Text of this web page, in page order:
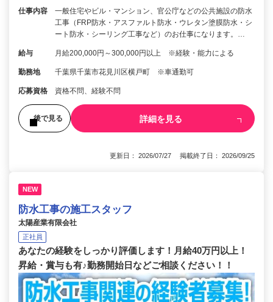
仕事内容
一般住宅やビル・マンション、官公庁などの公共施設の防水
工事（FRP防水・アスファルト防水・ウレタン塗膜防水・シ
ート防水・シーリング工事など）のお仕事になります。…
給与 月給200,000円～300,000円以上 ※経験・能力による
勤務地 千葉県千葉市花見川区横戸町 ※車通勤可
応募資格 資格不問、経験不問
後で見る 詳細を見る
更新日： 2026/07/27 掲載終了日： 2026/09/25
NEW
防水工事の施工スタッフ
太陽産業有限会社
正社員
あなたの経験をしっかり評価します！月給40万円以上！
昇給・賞与も有♪勤務開始日などご相談ください！！